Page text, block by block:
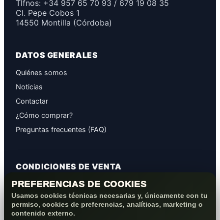
PREFERENCIAS DE COOKIES
Usamos cookies técnicas necesarias y, únicamente con tu
permiso, cookies de preferencias, analíticas, marketing o
contenido externo.
Tlfnos: +34 957 65 70 93 / 679 19 08 35
Cl. Pepe Cobos 1
14550 Montilla (Córdoba)
DATOS GENERALES
Quiénes somos
Noticias
Contactar
¿Cómo comprar?
Preguntas frecuentes (FAQ)
CONDICIONES DE VENTA
GARANTÍAS
PROTECCIÓN DE DATOS
COOKIES+PRIVACIDAD